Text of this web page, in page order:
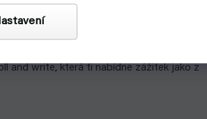
and write, která ti nabídne zážitek jako z